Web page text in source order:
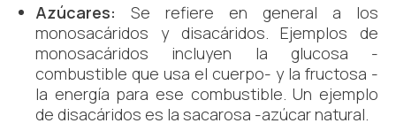
Azúcares: Se refiere en general a los
monosacáridos y disacáridos. Ejemplos de
monosacáridos incluyen la glucosa -
combustible que usa el cuerpo- y la fructosa -
la energía para ese combustible. Un ejemplo
de disacáridos es la sacarosa -azúcar natural.